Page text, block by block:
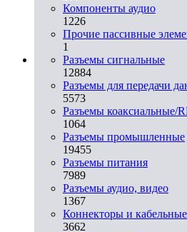
Компоненты аудио
1226
Прочие пассивные
1
Разъeмы сигнальные
12884
Разъeмы для передачи
5573
Разъeмы коаксиальные/
1064
Разъeмы промышленные
19455
Разъeмы питания
7989
Разъeмы аудио, видео
1367
Коннекторы и
3662